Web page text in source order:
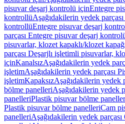
pisuvar deşarj kontrolü içinEntegre
kontrollüAşağıdakilerin yedek
kontrollüEntegre pisuvar deşarj
parçası Entegre pisuvar deşarj
pisuvarlar, klozet kapaklı/klozet
parçası Deşarjlı işletimli pisuvarlar,
içinKanalsızAşağıdakilerin yedek
işletimAşağıdakilerin yedek parçası
işletimKapaksızAşağıdakilerin yedek
bölme panelleriAşağıdakilerin yedek
panelleriPlastik pisuvar bölme
Plastik pisuvar bölme panelleriCam
panelleriAşağıdakilerin yedek